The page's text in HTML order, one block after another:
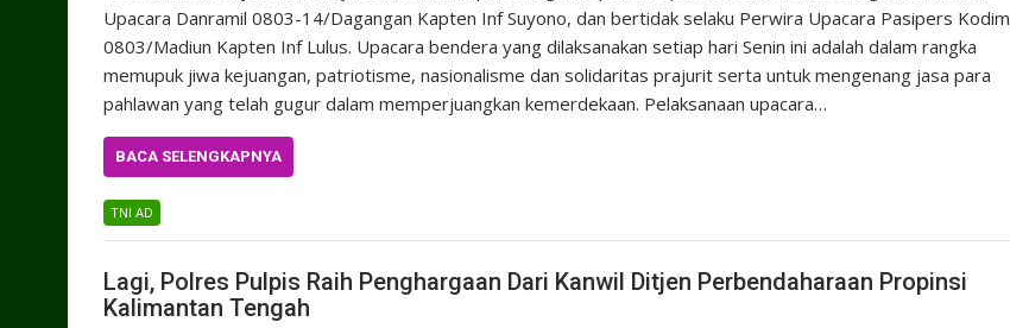
Upacara Danramil 0803-14/Dagangan Kapten Inf Suyono, dan bertidak selaku Perwira Upacara Pasipers Kodim
0803/Madiun Kapten Inf Lulus. Upacara bendera yang dilaksanakan setiap hari Senin ini adalah dalam rangka
memupuk jiwa kejuangan, patriotisme, nasionalisme dan solidaritas prajurit serta untuk mengenang jasa para
pahlawan yang telah gugur dalam memperjuangkan kemerdekaan. Pelaksanaan upacara…
BACA SELENGKAPNYA
TNI AD
Lagi, Polres Pulpis Raih Penghargaan Dari Kanwil Ditjen Perbendaharaan Propinsi
Kalimantan Tengah